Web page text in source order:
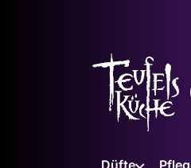
Düfte